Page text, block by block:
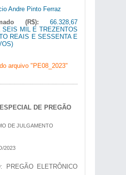
Andre Pinto Ferraz
(R$):
66.328,67
SEIS MIL E TREZENTOS
REAIS E SESSENTA E
arquivo "PE08_2023"
DE PREGÃO
DE JULGAMENTO
2023
PREGÃO ELETRÔNICO